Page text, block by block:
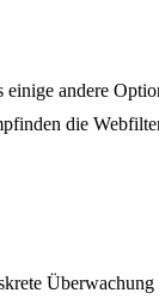
einige andere
die